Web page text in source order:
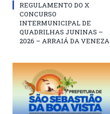
REGULAMENTO DO X
CONCURSO
INTERMUNICIPAL DE
QUADRILHAS JUNINAS –
2026 – ARRAIÁ DA VENEZA